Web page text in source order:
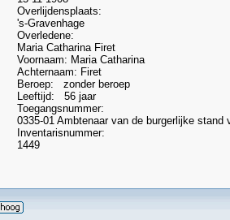
Overlijdensplaats:
's-Gravenhage
Overledene:
Maria Catharina Firet
Voornaam: Maria Catharina
Achternaam: Firet
Beroep: zonder beroep
Leeftijd: 56 jaar
Toegangsnummer:
0335-01 Ambtenaar van de burgerlijke stand
Inventarisnummer:
1449